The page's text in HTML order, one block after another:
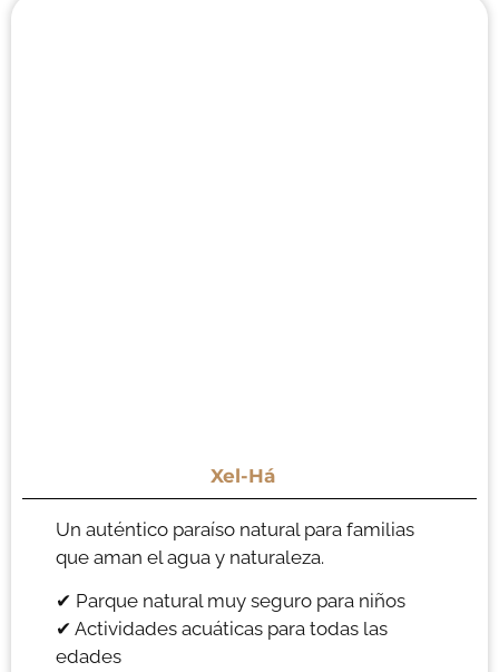
Xel-Há
Un auténtico paraíso natural para familias
que aman el agua y naturaleza.
✔ Parque natural muy seguro para niños
✔ Actividades acuáticas para todas las
edades